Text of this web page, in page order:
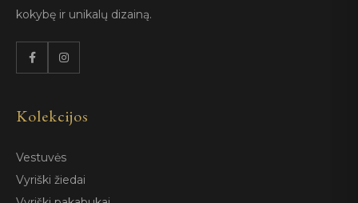
kokybę ir unikalų dizainą.
Kolekcijos
Vestuvės
Vyriški žiedai